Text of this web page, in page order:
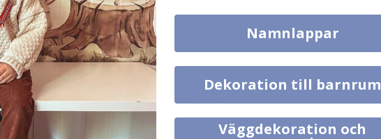
95,00 Kr
Liknande Produkter
Namnlappar
Dekoration till barnrum
Väggdekoration och